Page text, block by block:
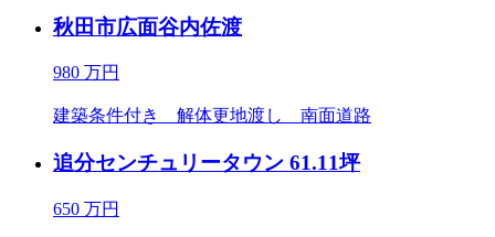
秋田市広面谷内佐渡
980 万円
建築条件付き 解体更地渡し 南面道路
追分センチュリータウン 61.11坪
650 万円